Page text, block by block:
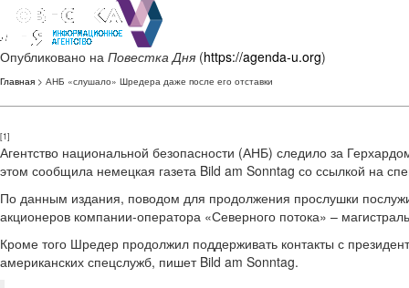
Опубликовано на Повестка Дня (https://agenda-u.org)
Главная > АНБ «слушало» Шредера даже после его отставки
[1]
Агентство национальной безопасности (АНБ) следило за
этом сообщила немецкая газета Bild am Sonntag со ссылкой на
По данным издания, поводом для продолжения прослушки
акционеров компании-оператора «Северного потока» –
Кроме того Шредер продолжил поддерживать контакты с
американских спецслужб, пишет Bild am Sonntag.